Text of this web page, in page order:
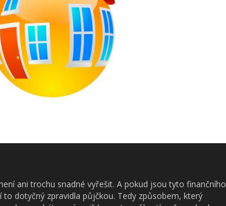
ani trochu snadné vyřešit. A pokud jsou tyto finančního
dotyčný zpravidla půjčkou. Tedy způsobem, který